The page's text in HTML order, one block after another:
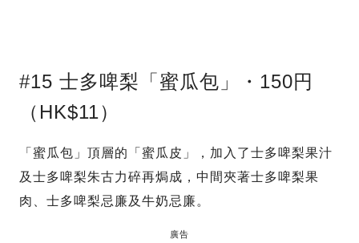
#15 士多啤梨「蜜瓜包」・150円
（HK$11）
「蜜瓜包」頂層的「蜜瓜皮」，加入了士多啤梨果汁
及士多啤梨朱古力碎再焗成，中間夾著士多啤梨果
肉、士多啤梨忌廉及牛奶忌廉。
廣告